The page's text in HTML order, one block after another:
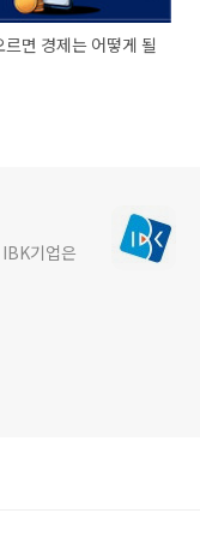
르면 경제는 어떻게 될
기업은